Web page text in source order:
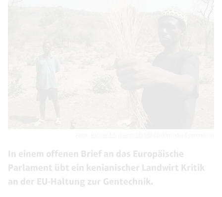
In einem offenen Brief an das Europäische
Parlament übt ein kenianischer Landwirt Kritik
an der EU-Haltung zur Gentechnik.